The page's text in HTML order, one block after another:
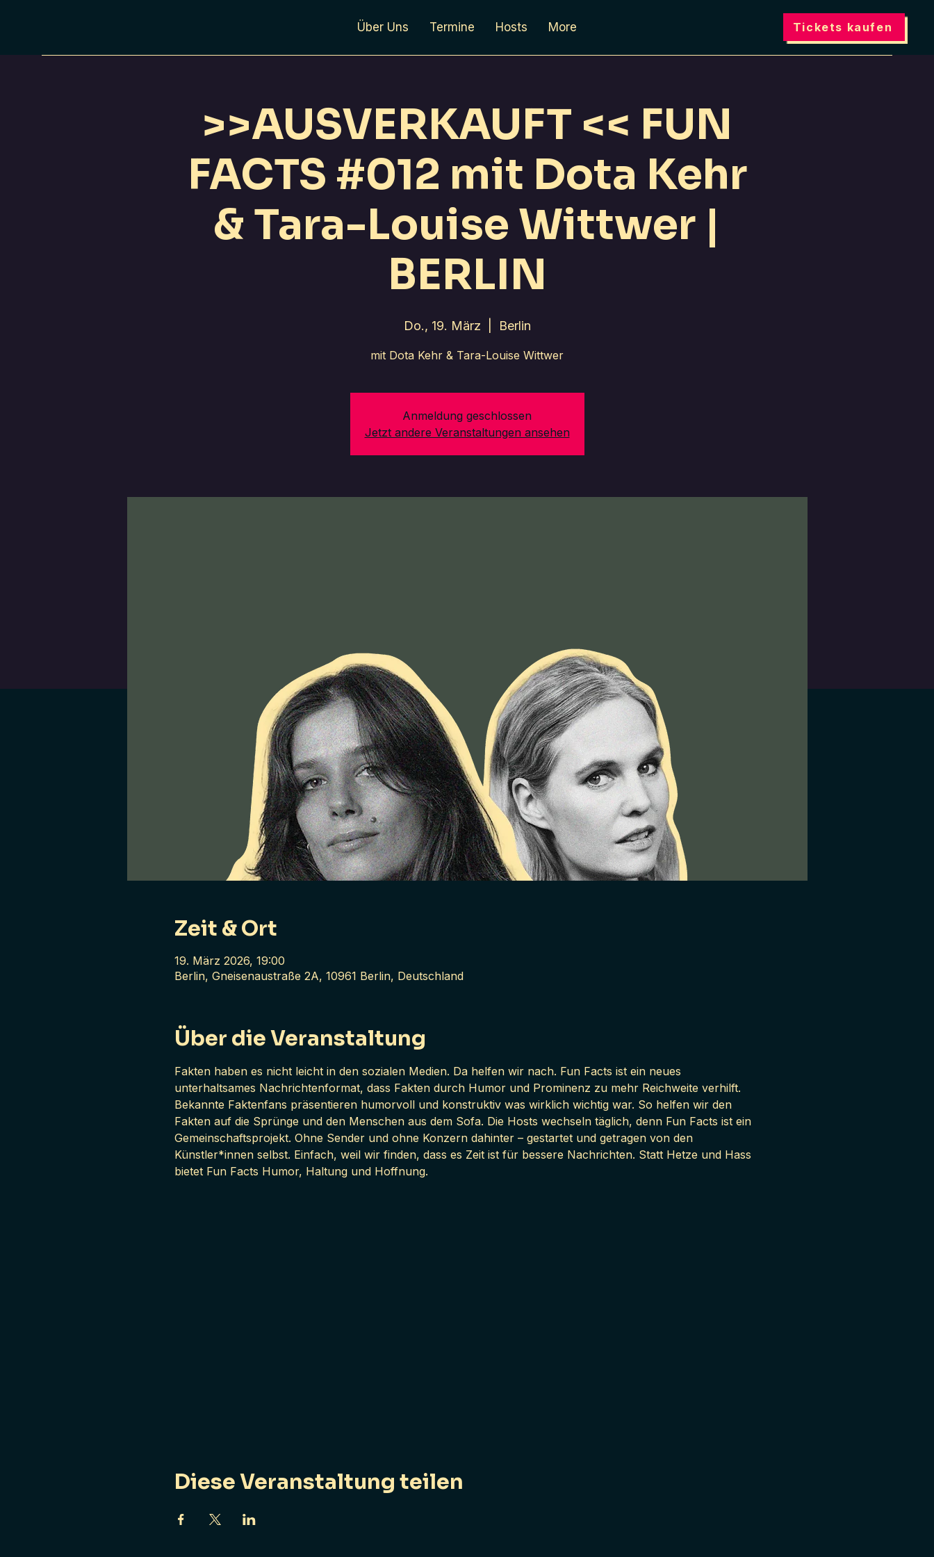
Über Uns Termine Hosts More Tickets kaufen
>>AUSVERKAUFT << FUN
FACTS #012 mit Dota Kehr
& Tara-Louise Wittwer |
BERLIN
Do., 19. März Berlin
mit Dota Kehr & Tara-Louise Wittwer
Anmeldung geschlossen
Jetzt andere Veranstaltungen ansehen
Zeit & Ort
19. März 2026, 19:00
Berlin, Gneisenaustraße 2A, 10961 Berlin, Deutschland
Über die Veranstaltung
Fakten haben es nicht leicht in den sozialen Medien. Da helfen wir nach. Fun Facts ist ein neues
unterhaltsames Nachrichtenformat, dass Fakten durch Humor und Prominenz zu mehr Reichweite verhilft.
Bekannte Faktenfans präsentieren humorvoll und konstruktiv was wirklich wichtig war. So helfen wir den
Fakten auf die Sprünge und den Menschen aus dem Sofa. Die Hosts wechseln täglich, denn Fun Facts ist ein
Gemeinschaftsprojekt. Ohne Sender und ohne Konzern dahinter – gestartet und getragen von den
Künstler*innen selbst. Einfach, weil wir finden, dass es Zeit ist für bessere Nachrichten. Statt Hetze und Hass
bietet Fun Facts Humor, Haltung und Hoffnung.
Diese Veranstaltung teilen